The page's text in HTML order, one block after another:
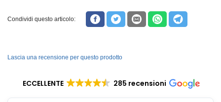
Condividi questo articolo:
Lascia una recensione per questo prodotto
ECCELLENTE 285 recensioni